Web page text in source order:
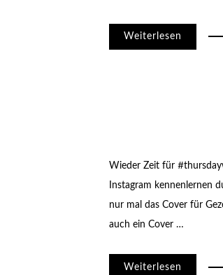
Weiterlesen
Wieder Zeit für
Instagram kennenlernen
nur mal das Cover für
auch ein Cover …
Weiterlesen